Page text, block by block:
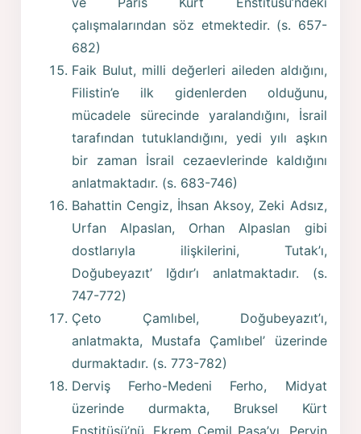
çalışmalarından söz etmektedir. (s. 657-
682)
Faik Bulut, milli değerleri aileden aldığını,
Filistin’e ilk gidenlerden olduğunu,
mücadele sürecinde yaralandığını, İsrail
tarafından tutuklandığını, yedi yılı aşkın
bir zaman İsrail cezaevlerinde kaldığını
anlatmaktadır. (s. 683-746)
Bahattin Cengiz, İhsan Aksoy, Zeki Adsız,
Urfan Alpaslan, Orhan Alpaslan gibi
dostlarıyla ilişkilerini, Tutak’ı,
Doğubeyazıt’ Iğdır’ı anlatmaktadır. (s.
747-772)
Çeto Çamlıbel, Doğubeyazıt’ı,
anlatmakta, Mustafa Çamlıbel’ üzerinde
durmaktadır. (s. 773-782)
Derviş Ferho-Medeni Ferho, Midyat
üzerinde durmakta, Bruksel Kürt
Enstitüsü’nü, Ekrem Cemil Paşa’yı, Pervin